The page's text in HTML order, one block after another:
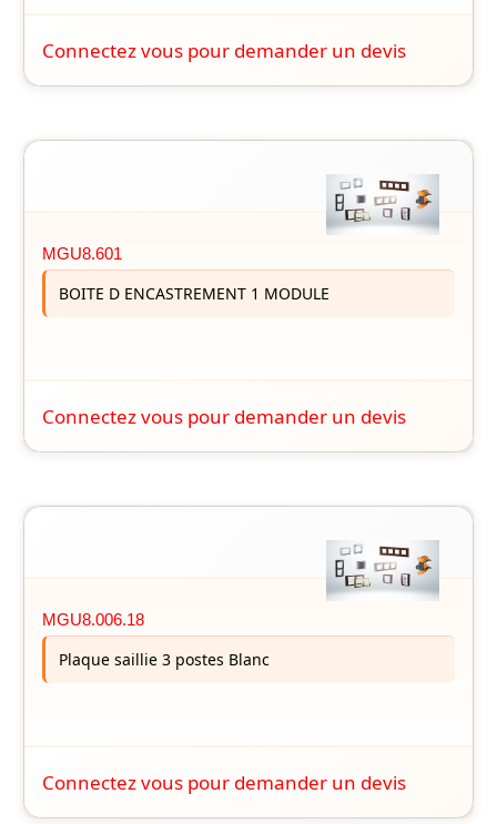
Connectez vous pour demander un devis
MGU8.601
BOITE D ENCASTREMENT 1 MODULE
Connectez vous pour demander un devis
MGU8.006.18
Plaque saillie 3 postes Blanc
Connectez vous pour demander un devis